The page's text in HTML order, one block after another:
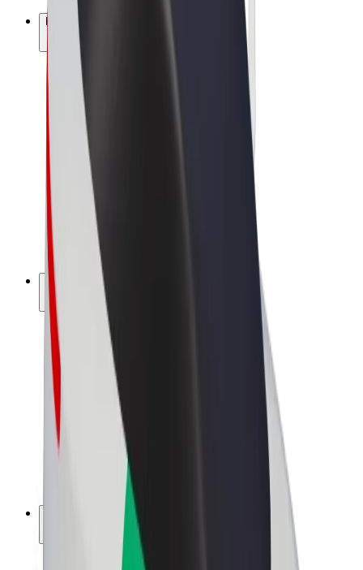
Produtos
Viagens
Trotinetes
Bolt Market
Bolt Food
Bolt Drive
Bolt for Business
Bicicletas
Bolt Plus
Ganhe com a Bolt
Motoristas
Ganhos de motorista
Estafetas
Ganhos de estafeta
Comerciantes Bolt Food
Franchises